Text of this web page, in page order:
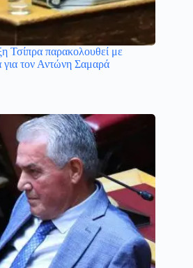
Τσίπρα παρακολουθεί με
για τον Αντώνη Σαμαρά